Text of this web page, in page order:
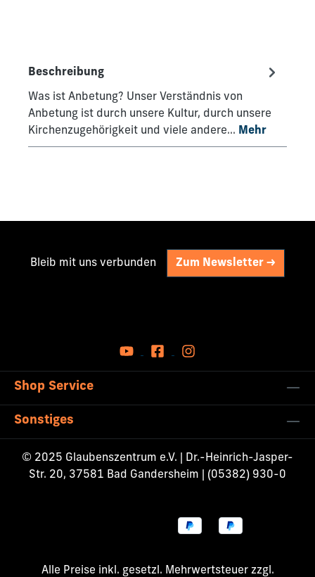
Beschreibung
Was ist Anbetung? Unser Verständnis von
Anbetung ist durch unsere Kultur, durch unsere
Kirchenzugehörigkeit und viele andere… Mehr
Bleib mit uns verbunden Zum Newsletter ->
Shop Service
Sonstiges
© 2025 Glaubenszentrum e.V. | Dr.-Heinrich-Jasper-
Str. 20, 37581 Bad Gandersheim | (05382) 930-0
Alle Preise inkl. gesetzl. Mehrwertsteuer zzgl.